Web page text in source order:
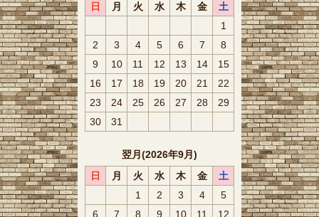
日
月 火 水 木 金
土
1
2
3 4 5 6 7
8
9
10 11 12 13 14
15
16
17 18 19 20 21
22
23
24 25 26 27 28
29
30
31
翌月(2026年9月)
日
月 火 水 木 金
土
1
2 3 4
5
6
7 8 9 10 11 12